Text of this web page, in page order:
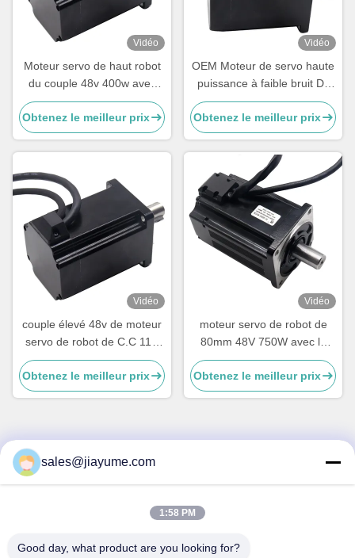
Vidéo
Moteur servo de haut robot
du couple 48v 400w avec
l'encodeur par
accroissement
Obtenez le meilleur prix
Vidéo
OEM Moteur de servo haute
puissance à faible bruit Dc
Noir 6cm 48v 400w
Obtenez le meilleur prix
Vidéo
couple élevé 48v de moteur
servo de robot de C.C 11A
avec le moteur servo
d'encodeur par
accroissement
Obtenez le meilleur prix
Vidéo
moteur servo de robot de
80mm 48V 750W avec le
frein et l'encodeur
Obtenez le meilleur prix
Contactez rapidement
Xingdong, Xin de Qunhui “une rue, Bao “un secteur, ville de
sales@jiayume.com
1:58 PM
Good day, what product are you looking for?